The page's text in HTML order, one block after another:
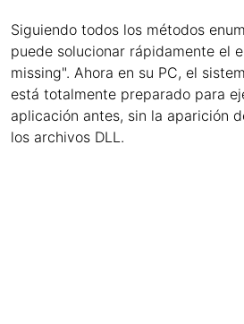
Siguiendo todos los métodos
puede solucionar rápidamente el
missing". Ahora en su PC, el
está totalmente preparado para
aplicación antes, sin la aparición
los archivos DLL.